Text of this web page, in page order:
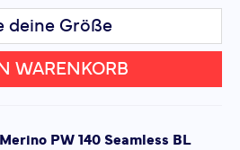
deine Größe
WARENKORB
Merino PW 140 Seamless BL